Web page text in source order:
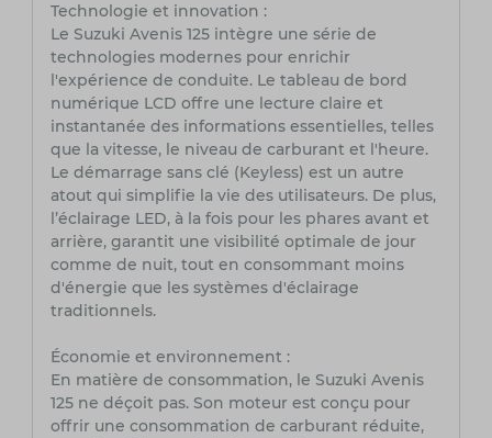
Technologie et innovation :
Le Suzuki Avenis 125 intègre une série de
technologies modernes pour enrichir
l'expérience de conduite. Le tableau de bord
numérique LCD offre une lecture claire et
instantanée des informations essentielles, telles
que la vitesse, le niveau de carburant et l'heure.
Le démarrage sans clé (Keyless) est un autre
atout qui simplifie la vie des utilisateurs. De plus,
l’éclairage LED, à la fois pour les phares avant et
arrière, garantit une visibilité optimale de jour
comme de nuit, tout en consommant moins
d'énergie que les systèmes d'éclairage
traditionnels.
Économie et environnement :
En matière de consommation, le Suzuki Avenis
125 ne déçoit pas. Son moteur est conçu pour
offrir une consommation de carburant réduite,